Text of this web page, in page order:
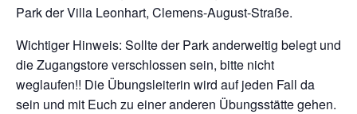
Park der Villa Leonhart, Clemens-August-Straße.
Wichtiger Hinweis: Sollte der Park anderweitig belegt und
die Zugangstore verschlossen sein, bitte nicht
weglaufen!! Die Übungsleiterin wird auf jeden Fall da
sein und mit Euch zu einer anderen Übungsstätte gehen.